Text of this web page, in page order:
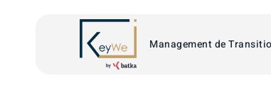
Management de